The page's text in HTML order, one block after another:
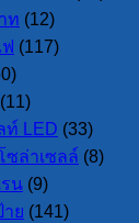
ท (12)
(117)
(11)
ท์ LED (33)
ซล่าเซลล์ (8)
น (9)
ย (141)